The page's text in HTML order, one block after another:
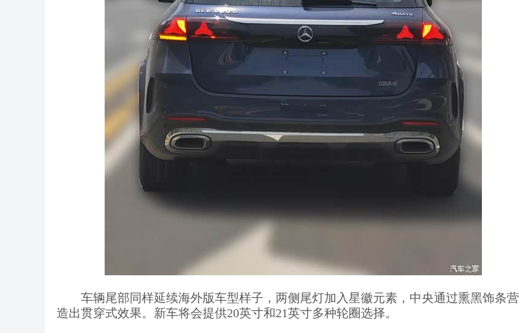
车辆尾部同样延续海外版车型样子，两侧尾灯加入星徽元素，中央通过熏黑饰条营
造出贯穿式效果。新车将会提供20英寸和21英寸多种轮圈选择。